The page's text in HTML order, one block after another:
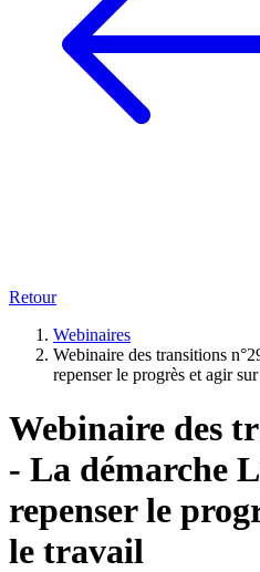
Retour
Webinaires
Webinaire des transitions
repenser le progrès et agir
Webinaire des
- La démarche
repenser le
le travail